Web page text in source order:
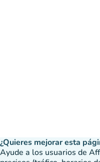
¿Quieres mejorar esta
Ayude a los usuarios de